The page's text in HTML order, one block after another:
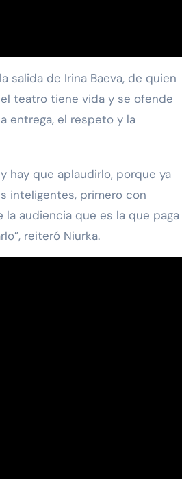
salida de Irina Baeva, de quien
teatro tiene vida y se ofende
entrega, el respeto y la
hay que aplaudirlo, porque ya
inteligentes, primero con
audiencia que es la que paga
reiteró Niurka.